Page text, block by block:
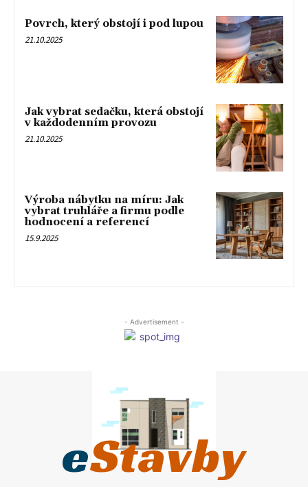
Povrch, který obstojí i pod lupou
21.10.2025
Jak vybrat sedačku, která obstojí
v každodenním provozu
21.10.2025
Výroba nábytku na míru: Jak
vybrat truhláře a firmu podle
hodnocení a referencí
15.9.2025
- Advertisement -
eStavby